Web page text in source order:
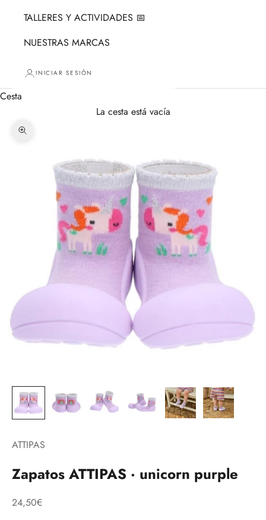
TALLERES Y ACTIVIDADES 📅
NUESTRAS MARCAS
INICIAR SESIÓN
Cesta
La cesta está vacía
Zoom
ATTIPAS
Zapatos ATTIPAS · unicorn purple
Precio de oferta
24,50€